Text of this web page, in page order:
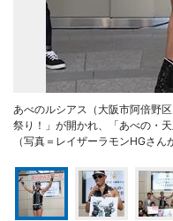
あべのルシアス（大阪市阿倍野
祭り！」が開かれ、「あべの・
（写真＝レイザーラモンHGさん